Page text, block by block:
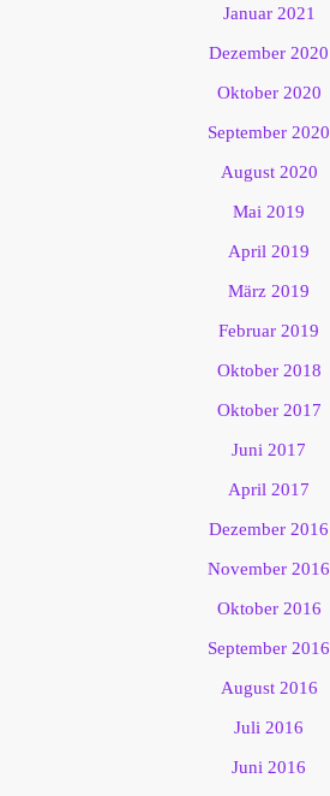
Januar 2021
Dezember 2020
Oktober 2020
September 2020
August 2020
Mai 2019
April 2019
März 2019
Februar 2019
Oktober 2018
Oktober 2017
Juni 2017
April 2017
Dezember 2016
November 2016
Oktober 2016
September 2016
August 2016
Juli 2016
Juni 2016